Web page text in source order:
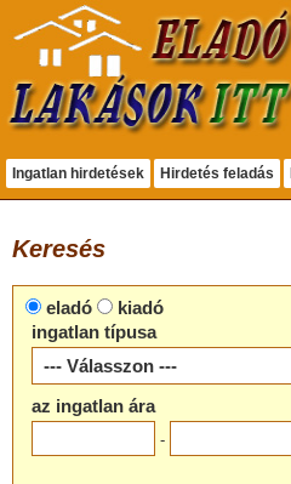
Ingatlan hirdetések Hirdetés feladás
Keresés
eladó
kiadó
ingatlan típusa
az ingatlan ára
-